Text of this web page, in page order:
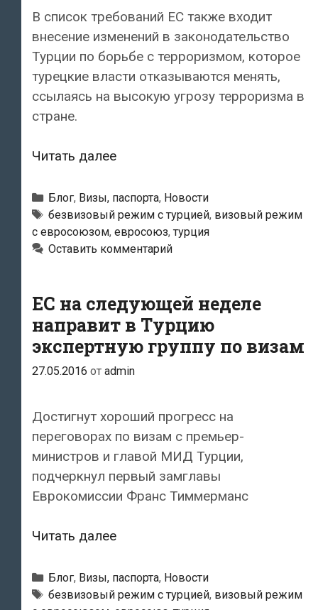
В список требований ЕС также входит
внесение изменений в законодательство
Турции по борьбе с терроризмом, которое
турецкие власти отказываются менять,
ссылаясь на высокую угрозу терроризма в
стране.
Читать далееТурция
прежнему
не
выполнила
пять
отмены
виз
с
ЕС
Рубрики
Блог, Визы, паспорта, Новости
Метки
безвизовый режим с турцией, визовый режим
с евросоюзом, евросоюз,турция
Оставить комментарий
ЕС на следующей неделе
направит в Турцию
экспертную группу по визам
27.05.2016 от admin
Достигнут хороший прогресс на
переговорах по визам с премьер-
министров и главой МИД Турции,
подчеркнул первый замглавы
Еврокомиссии Франс Тиммерманс
Читать далееЕС
следующей
неделе
Рубрики
Блог, Визы, паспорта, Новости
Метки
безвизовый режим с турцией, визовый режим